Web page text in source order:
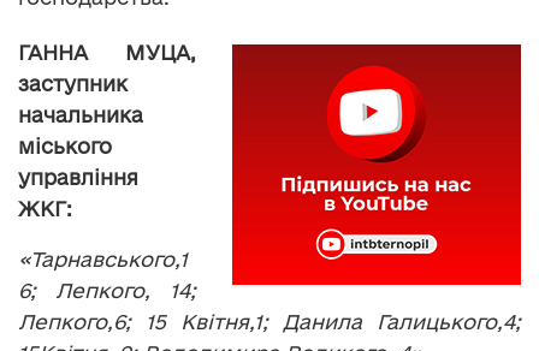
ГАННА МУЦА,
заступник
начальника
міського
управління
ЖКГ:
«Тарнавського,1
6; Лепкого, 14;
Лепкого,6; 15 Квітня,1; Данила Галицького,4;